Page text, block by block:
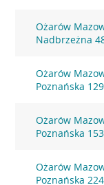
Ożarów
Nadbrzeżna
Ożarów
Poznańska
Ożarów
Poznańska 153
Ożarów
Poznańska 224